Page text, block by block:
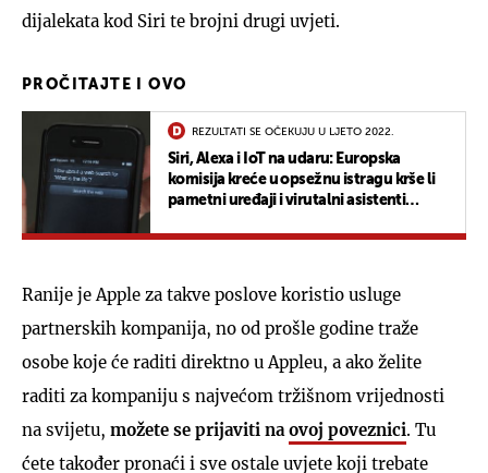
dijalekata kod Siri te brojni drugi uvjeti.
PROČITAJTE I OVO
REZULTATI SE OČEKUJU U LJETO 2022.
Siri, Alexa i IoT na udaru: Europska
komisija kreće u opsežnu istragu krše li
pametni uređaji i virutalni asistenti
Ranije je Apple za takve poslove koristio usluge
partnerskih kompanija, no od prošle godine traže
osobe koje će raditi direktno u Appleu, a ako želite
raditi za kompaniju s najvećom tržišnom vrijednosti
na svijetu, možete se prijaviti na ovoj poveznici. Tu
ćete također pronaći i sve ostale uvjete koji trebate